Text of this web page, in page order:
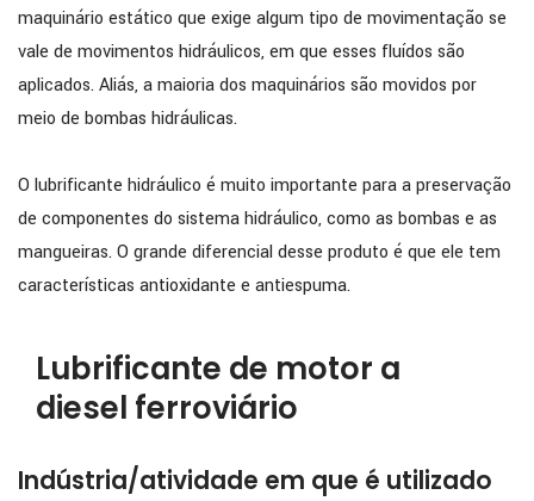
maquinário estático que exige algum tipo de movimentação se
vale de movimentos hidráulicos, em que esses fluídos são
aplicados. Aliás, a maioria dos maquinários são movidos por
meio de bombas hidráulicas.
O lubrificante hidráulico é muito importante para a preservação
de componentes do sistema hidráulico, como as bombas e as
mangueiras. O grande diferencial desse produto é que ele tem
características antioxidante e antiespuma.
Lubrificante de motor a
diesel ferroviário
Indústria/atividade em que é utilizado